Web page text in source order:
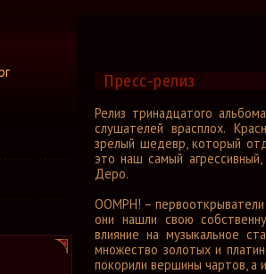
Пресс-релиз
Релиз тринадцатого
слушателей врасплох.
зрелый шедевр, который
это наш самый
Деро.
OOMPH! –
они нашли свою
влияние на музыкальное
множество золотых и
покорили вершины чартов, а